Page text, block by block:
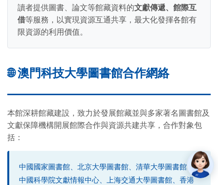
讀者提供圖書、論文等館藏資料的文獻傳遞、館際互
借等服務，以實現資源互通共享，最大化發揮各館有
限資源的利用價值。
🌐 澳門科技大學圖書館合作網絡
本館深耕館藏建設，致力於發展館藏並與多家著名圖書館及
文獻保障機構開展館際合作與資源共建共享，合作對象包
括：
中國國家圖書館、北京大學圖書館、清華大學圖書館、
中國科學院文獻情報中心、上海交通大學圖書館、香港